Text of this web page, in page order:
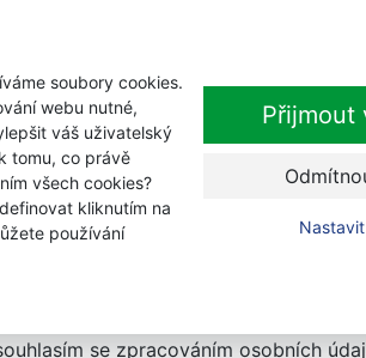
soubory cookies.
webu nutné,
váš uživatelský
tomu, co právě
všech cookies?
kliknutím na
používání
Přijmout
Nastavit
přenášení. Dále mají ergonomicky
oporu. Díky tomu nedochází k
cm, hmotnost 164 g. Tento výrobek
Newsletter
se zpracováním osobních